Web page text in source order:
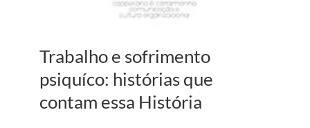
Trabalho e sofrimento
psiquíco: histórias que
contam essa História